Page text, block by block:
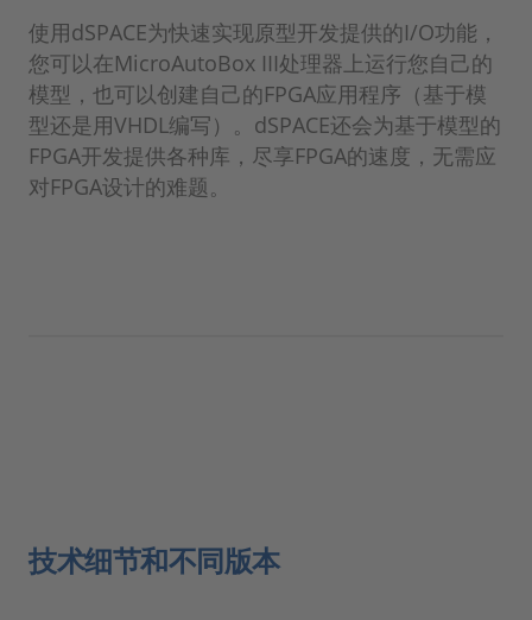
使用dSPACE为快速实现原型开发提供的I/O功能，
您可以在MicroAutoBox III处理器上运行您自己的
模型，也可以创建自己的FPGA应用程序（基于模
型还是用VHDL编写）。dSPACE还会为基于模型的
FPGA开发提供各种库，尽享FPGA的速度，无需应
对FPGA设计的难题。
技术细节和不同版本